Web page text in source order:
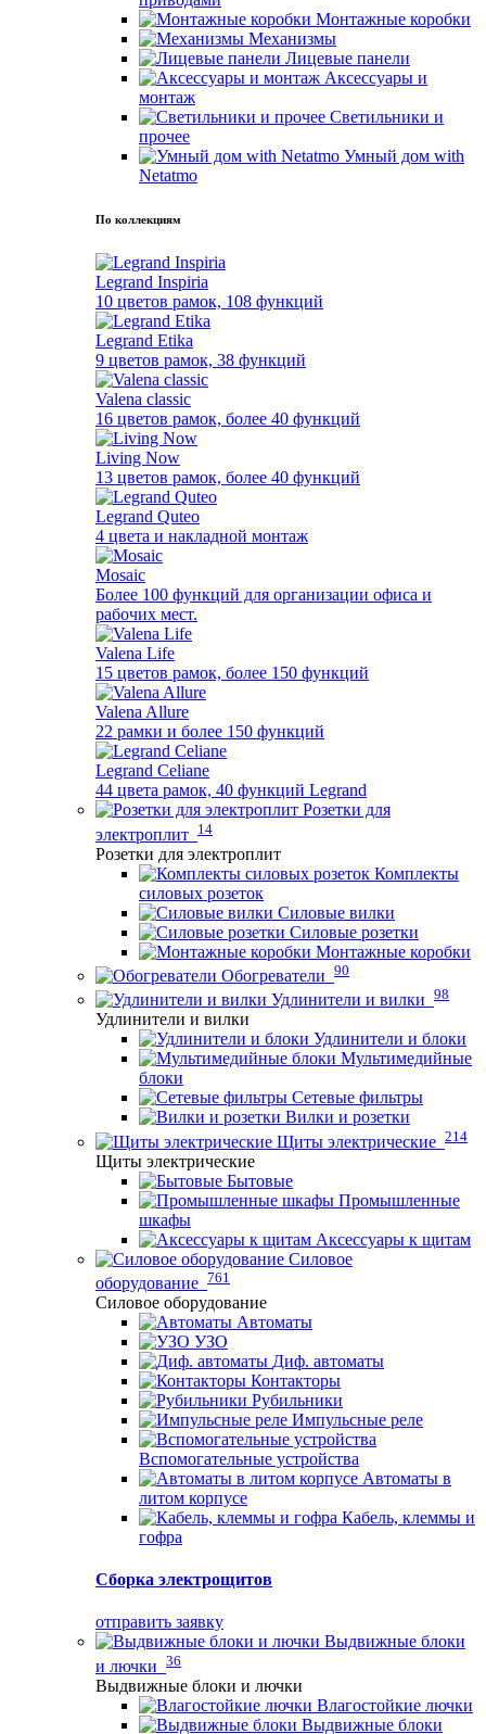
Монтажные коробки
Механизмы
Лицевые панели
Аксессуары и
монтаж
Светильники и
прочее
Умный дом with
Netatmo
По коллекциям
Legrand Inspiria
10 цветов рамок, 108 функций
Legrand Etika
9 цветов рамок, 38 функций
Valena classic
16 цветов рамок, более 40 функций
Living Now
13 цветов рамок, более 40 функций
Legrand Quteo
4 цвета и накладной монтаж
Mosaic
Более 100 функций для организации офиса и
рабочих мест.
Valena Life
15 цветов рамок, более 150 функций
Valena Allure
22 рамки и более 150 функций
Legrand Celiane
44 цвета рамок, 40 функций Legrand
Розетки для
электроплит 14
Розетки для электроплит
Комплекты
силовых розеток
Силовые вилки
Силовые розетки
Монтажные коробки
Обогреватели 90
Удлинители и вилки 98
Удлинители и вилки
Удлинители и блоки
Мультимедийные
блоки
Сетевые фильтры
Вилки и розетки
Щиты электрические 214
Щиты электрические
Бытовые
Промышленные
шкафы
Аксессуары к щитам
Силовое
оборудование 761
Силовое оборудование
Автоматы
УЗО
Диф. автоматы
Контакторы
Рубильники
Импульсные реле
Вспомогательные устройства
Автоматы в
литом корпусе
Кабель, клеммы и
гофра
Сборка электрощитов
отправить заявку
Выдвижные блоки
и лючки 36
Выдвижные блоки и лючки
Влагостойкие лючки
Выдвижные блоки